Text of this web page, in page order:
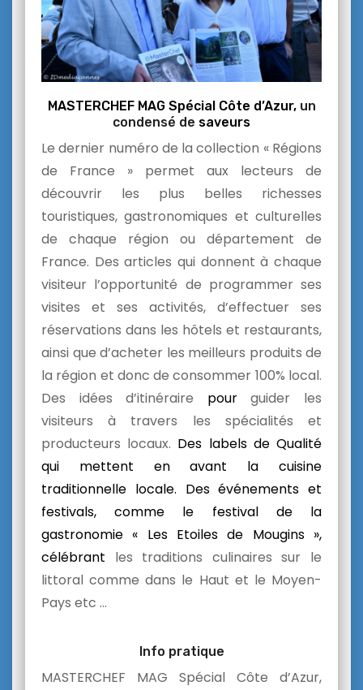
MASTERCHEF MAG Spécial Côte d’Azur, un
condensé de saveurs
Le dernier numéro de la collection « Régions
de France » permet aux lecteurs de
découvrir les plus belles richesses
touristiques, gastronomiques et culturelles
de chaque région ou département de
France. Des articles qui donnent à chaque
visiteur l’opportunité de programmer ses
visites et ses activités, d’effectuer ses
réservations dans les hôtels et restaurants,
ainsi que d’acheter les meilleurs produits de
la région et donc de consommer 100% local.
Des idées d’itinéraire pourguider les
visiteurs à travers les spécialités et
producteurs locaux. Des labels de Qualité
qui mettent en avant la cuisine
traditionnelle locale. Des événements et
festivals, comme le festival de la
gastronomie « Les Etoiles de Mougins »,
célébrant les traditions culinaires sur le
littoral comme dans le Haut et le Moyen-
Pays etc …
Info pratique
MASTERCHEF MAG Spécial Côte d’Azur,